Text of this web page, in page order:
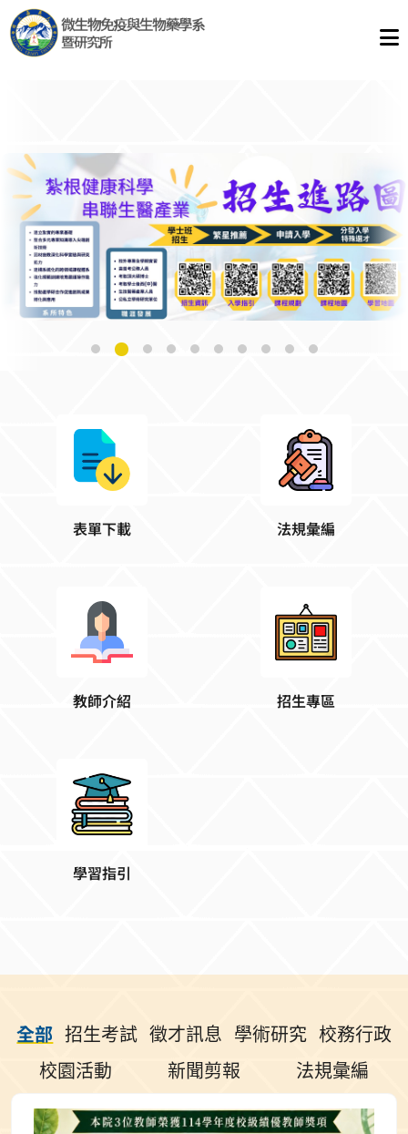
表單下載 法規彙編
教師介紹 招生專區
學習指引
全部 招生考試 徵才訊息 學術研究 校務行政
校園活動
新聞剪報 法規彙編